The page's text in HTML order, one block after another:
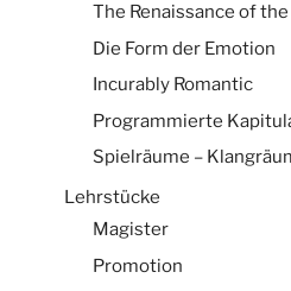
The Renaissance of
Die Form der Emotion
Incurably Romantic
Programmierte
Spielräume –
Lehrstücke
Magister
Promotion